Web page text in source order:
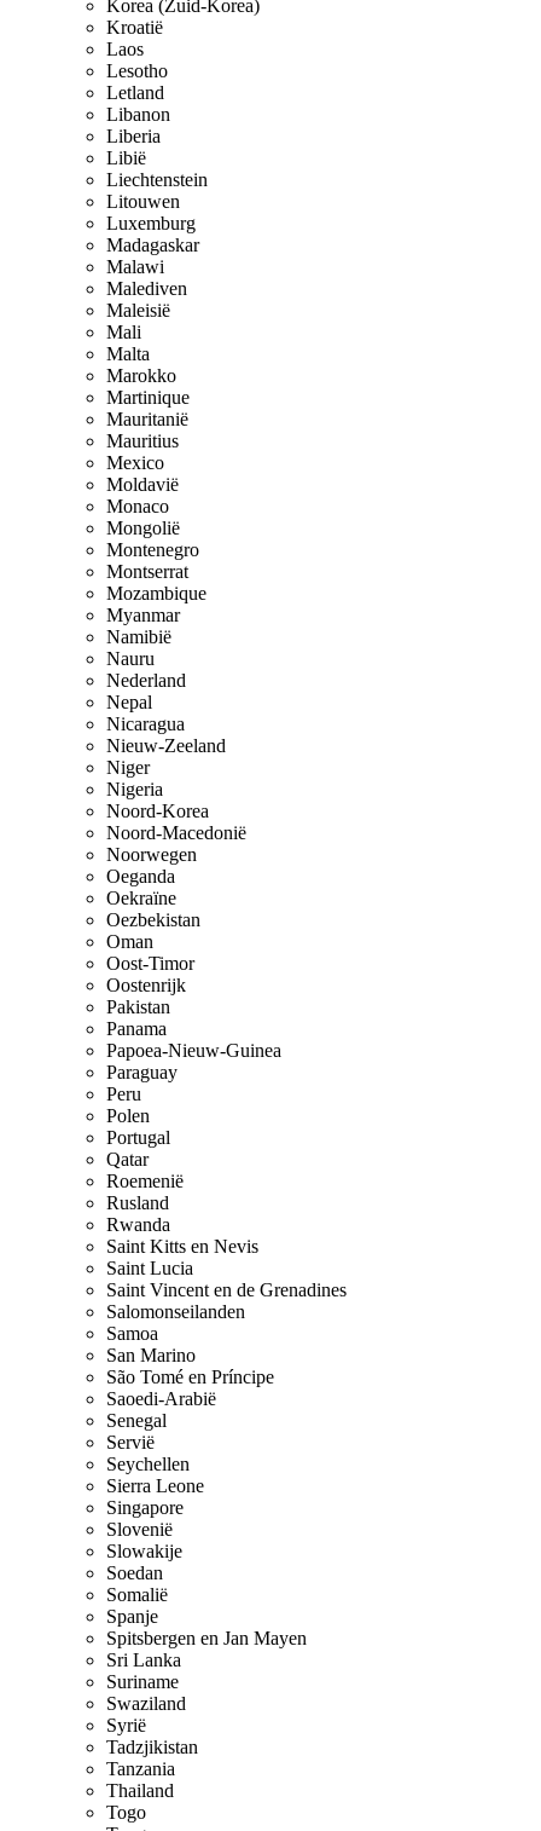
Korea (Zuid-Korea)
Kroatië
Laos
Lesotho
Letland
Libanon
Liberia
Libië
Liechtenstein
Litouwen
Luxemburg
Madagaskar
Malawi
Malediven
Maleisië
Mali
Malta
Marokko
Martinique
Mauritanië
Mauritius
Mexico
Moldavië
Monaco
Mongolië
Montenegro
Montserrat
Mozambique
Myanmar
Namibië
Nauru
Nederland
Nepal
Nicaragua
Nieuw-Zeeland
Niger
Nigeria
Noord-Korea
Noord-Macedonië
Noorwegen
Oeganda
Oekraïne
Oezbekistan
Oman
Oost-Timor
Oostenrijk
Pakistan
Panama
Papoea-Nieuw-Guinea
Paraguay
Peru
Polen
Portugal
Qatar
Roemenië
Rusland
Rwanda
Saint Kitts en Nevis
Saint Lucia
Saint Vincent en de Grenadines
Salomonseilanden
Samoa
San Marino
São Tomé en Príncipe
Saoedi-Arabië
Senegal
Servië
Seychellen
Sierra Leone
Singapore
Slovenië
Slowakije
Soedan
Somalië
Spanje
Spitsbergen en Jan Mayen
Sri Lanka
Suriname
Swaziland
Syrië
Tadzjikistan
Tanzania
Thailand
Togo